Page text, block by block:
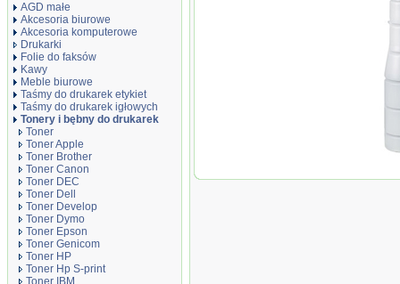
AGD małe
Akcesoria biurowe
Akcesoria komputerowe
Drukarki
Folie do faksów
Kawy
Meble biurowe
Taśmy do drukarek etykiet
Taśmy do drukarek igłowych
Tonery i bębny do drukarek
Toner
Toner Apple
Toner Brother
Toner Canon
Toner DEC
Toner Dell
Toner Develop
Toner Dymo
Toner Epson
Toner Genicom
Toner HP
Toner Hp S-print
Toner IBM
Minolta Bizhub